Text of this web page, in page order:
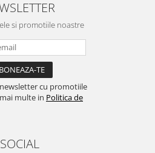
si promotiile noastre
cu promotiile
multe in Politica de
SOCIAL